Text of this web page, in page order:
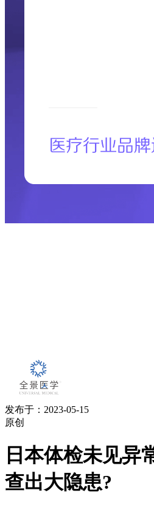
发布于：2023-05-15
原创
日本体检未见异
查出大隐患?